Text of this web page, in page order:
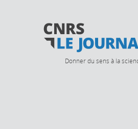
Donner du sens à la